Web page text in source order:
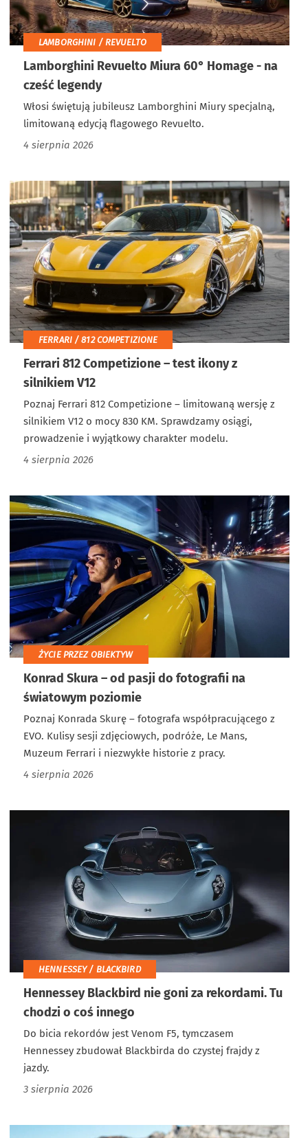
LAMBORGHINI / REVUELTO
Lamborghini Revuelto Miura 60° Homage - na
cześć legendy
Włosi świętują jubileusz Lamborghini Miury specjalną,
limitowaną edycją flagowego Revuelto.
4 sierpnia 2026
FERRARI / 812 COMPETIZIONE
Ferrari 812 Competizione – test ikony z
silnikiem V12
Poznaj Ferrari 812 Competizione – limitowaną wersję z
silnikiem V12 o mocy 830 KM. Sprawdzamy osiągi,
prowadzenie i wyjątkowy charakter modelu.
4 sierpnia 2026
ŻYCIE PRZEZ OBIEKTYW
Konrad Skura – od pasji do fotografii na
światowym poziomie
Poznaj Konrada Skurę – fotografa współpracującego z
EVO. Kulisy sesji zdjęciowych, podróże, Le Mans,
Muzeum Ferrari i niezwykłe historie z pracy.
4 sierpnia 2026
HENNESSEY / BLACKBIRD
Hennessey Blackbird nie goni za rekordami. Tu
chodzi o coś innego
Do bicia rekordów jest Venom F5, tymczasem
Hennessey zbudował Blackbirda do czystej frajdy z
jazdy.
3 sierpnia 2026